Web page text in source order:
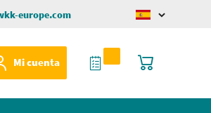
europe.com
Change
Mi cuenta
Mi cesta
Mi Cotización